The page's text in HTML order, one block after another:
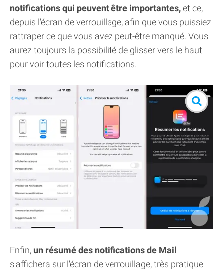
notifications qui peuvent être importantes,et ce,
depuis l'écran de verrouillage, afin que vous puissiez
rattraper ce que vous avez peut-être manqué. Vous
aurez toujours la possibilité de glisser vers le haut
pour voir toutes les notifications.
Enfin, un résumé des notifications de Mail
s'affichera sur l'écran de verrouillage, très pratique